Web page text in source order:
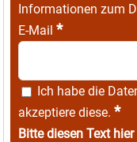
Informationen zum
E-Mail *
Ich habe die
akzeptiere diese. *
Bitte diesen Text